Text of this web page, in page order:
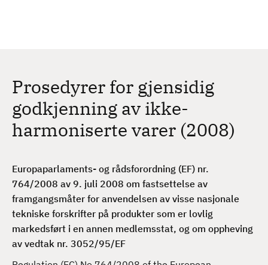
Prosedyrer for gjensidig
godkjenning av ikke-
harmoniserte varer (2008)
Europaparlaments- og rådsforordning (EF) nr.
764/2008 av 9. juli 2008 om fastsettelse av
framgangsmåter for anvendelsen av visse nasjonale
tekniske forskrifter på produkter som er lovlig
markedsført i en annen medlemsstat, og om oppheving
av vedtak nr. 3052/95/EF